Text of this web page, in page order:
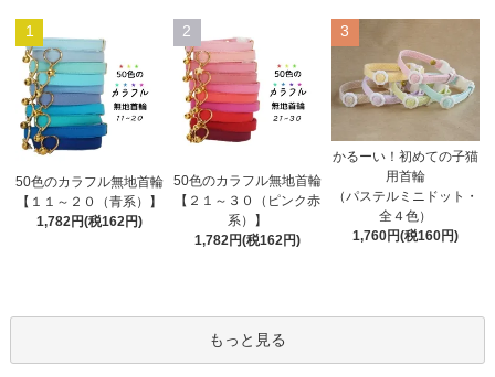
1
50色のカラフル無地首輪
【１１～２０（青系）】
1,782円(税162円)
2
50色のカラフル無地首輪
【２１～３０（ピンク赤
系）】
1,782円(税162円)
3
かるーい！初めての子猫
用首輪
（パステルミニドット・
全４色）
1,760円(税160円)
もっと見る